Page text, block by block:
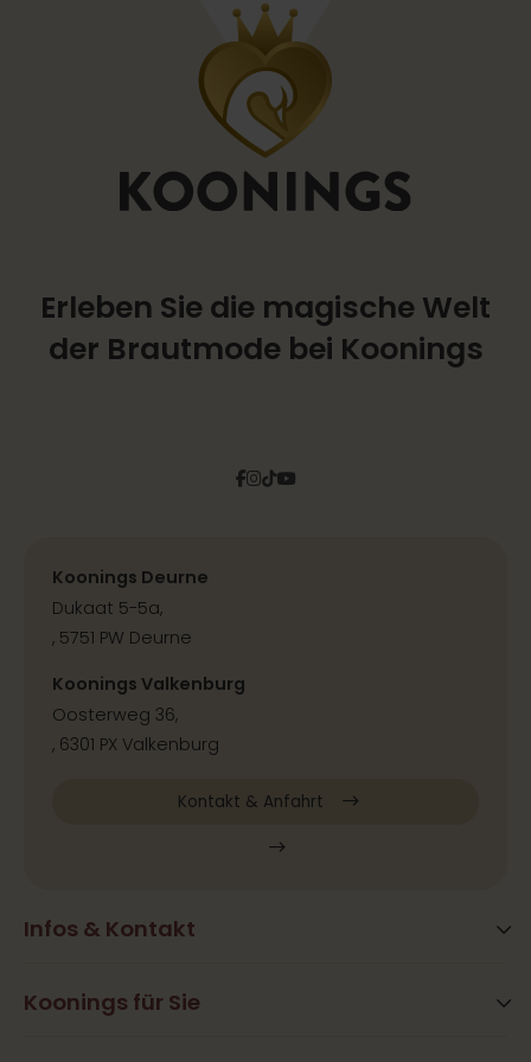
Erleben Sie die magische Welt
der Brautmode bei Koonings
Facebook
Instagram
TiktokPinterest
YouTube
Infos & Kontakt
Häufig gestellte Fragen
Koonings für Sie
Koonings Deurne
Dukaat 5-5a,
, 5751 PW Deurne
Koonings Valkenburg
Oosterweg 36,
, 6301 PX Valkenburg
Kontakt & Anfahrt